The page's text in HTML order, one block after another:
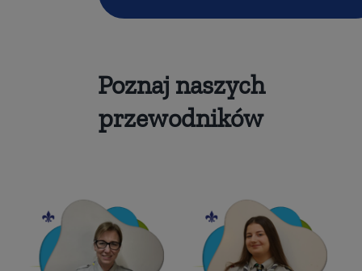
Poznaj naszych
przewodników